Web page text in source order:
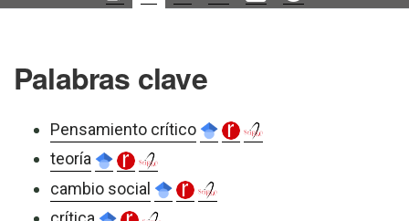
Palabras clave
Pensamiento crítico
teoría
cambio social